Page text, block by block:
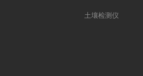
土壤检测仪